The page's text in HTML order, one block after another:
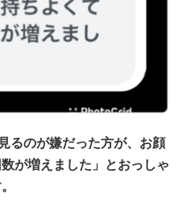
るのが嫌だった方が、 お顔
が増えました」とおっしゃ